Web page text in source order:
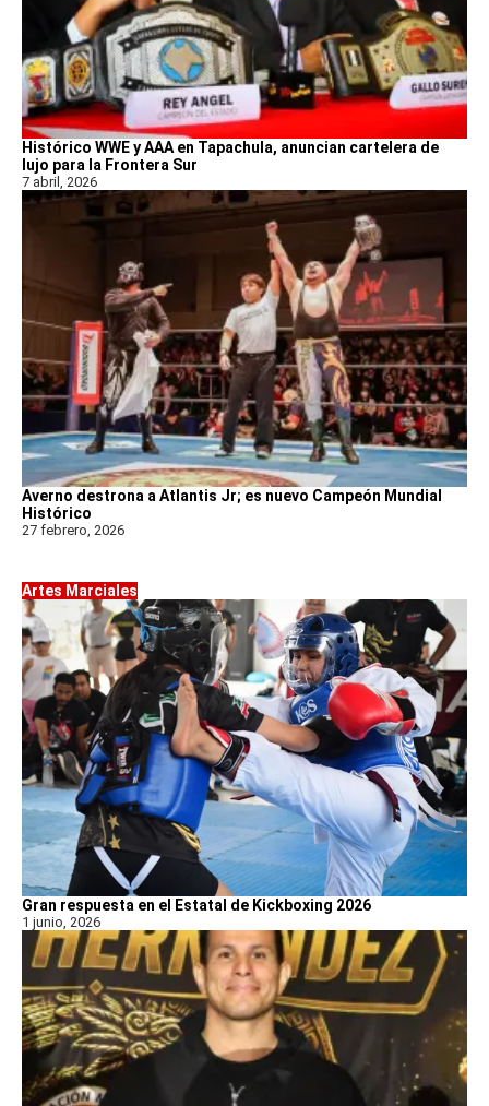
Histórico WWE y AAA en Tapachula, anuncian cartelera de
lujo para la Frontera Sur
7 abril, 2026
Averno destrona a Atlantis Jr; es nuevo Campeón Mundial
Histórico
27 febrero, 2026
Artes Marciales
Gran respuesta en el Estatal de Kickboxing 2026
1 junio, 2026